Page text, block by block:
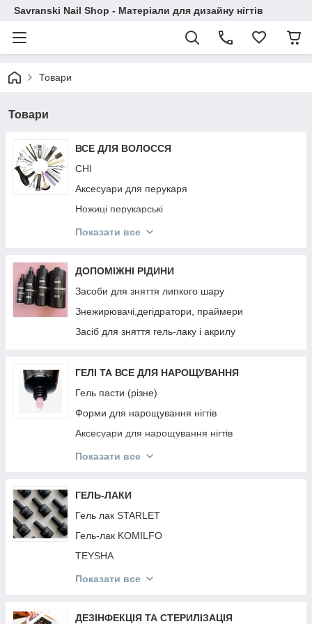
Savranski Nail Shop - Матеріали для дизайну нігтів
Товари
Товари
ВСЕ ДЛЯ ВОЛОССЯ
CHI
Аксесуари для перукаря
Ножиці перукарські
Гребінці
Ellips
KAYPRO
NOOK
РЕЗИНКИ Invisibobble
BRELIL
JNOWA
PROFIStyle
MIRELLA
ARTISTO
MOOD
INEBRYA
CONTEMPORA
КРАБИКИ ТА РЕЗИНКИ
Показати все
ДОПОМІЖНІ РІДИНИ
Засоби для зняття липкого шару
Знежирювачі,дегідратори, праймери
Засіб для зняття гель-лаку і акрилу
ГЕЛІ ТА ВСЕ ДЛЯ НАРОЩУВАННЯ
Гель пасти (різне)
Форми для нарощування нігтів
Аксесуари для нарощування нігтів
Гель фарби
Акрил Акрилгель
Гель павутина
Показати все
ГЕЛЬ-ЛАКИ
Гель лак STARLET
Гель-лак KOMILFO
TEYSHA
Гель лак KODI
Топи і Бази Різне
Показати все
ДЕЗІНФЕКЦІЯ ТА СТЕРИЛІЗАЦІЯ